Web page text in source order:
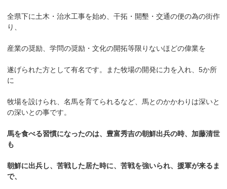
全県下に土木・治水工事を始め、干拓・開墾・交通の便の為の街作
り、
産業の奨励、学問の奨励・文化の開拓等限りないほどの偉業を
遂げられた方として有名です。また牧場の開発に力を入れ、5か所
に
牧場を設けられ、名馬を育てられるなど、馬とのかかわりは深いと
の深いとの事です。
馬を食べる習慣になったのは、豊富秀吉の朝鮮出兵の時、加藤清世
も
朝鮮に出兵し、苦戦した居た時に、苦戦を強いられ、援軍が来るま
で、